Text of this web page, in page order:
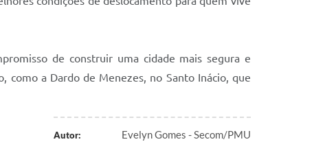
de construir uma cidade mais segura e
como a Dardo de Menezes, no Santo Inácio, que
Autor: Evelyn Gomes - Secom/PMU